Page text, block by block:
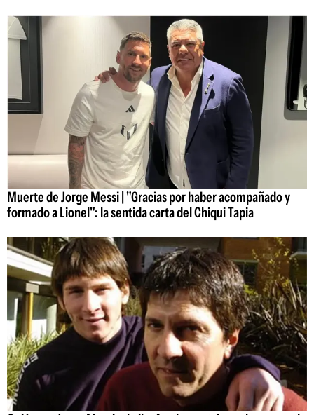
Muerte de Jorge Messi | "Gracias por haber acompañado y
formado a Lionel": la sentida carta del Chiqui Tapia